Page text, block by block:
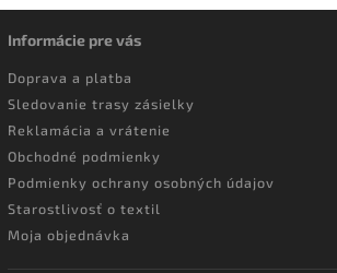
Informácie pre vás
Doprava a platba
Sledovanie trasy zásielky
Reklamácia a vrátenie
Obchodné podmienky
Podmienky ochrany osobných údajov
Starostlivosť o textil
Moja objednávka